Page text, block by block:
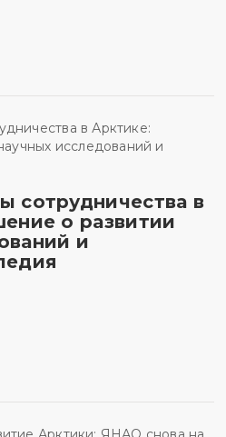
сотрудничества в
о развитии
и